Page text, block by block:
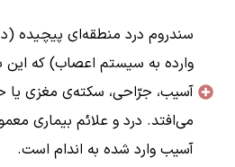
سندروم درد منطقه‌ای پیچیده
وارده به سیستم اعصاب) که این
آسیب، جرّاحی، سکته‌ی مغزی یا
می‌افتد. درد و علائم بیماری
آسیب وارد شده به اندام است.